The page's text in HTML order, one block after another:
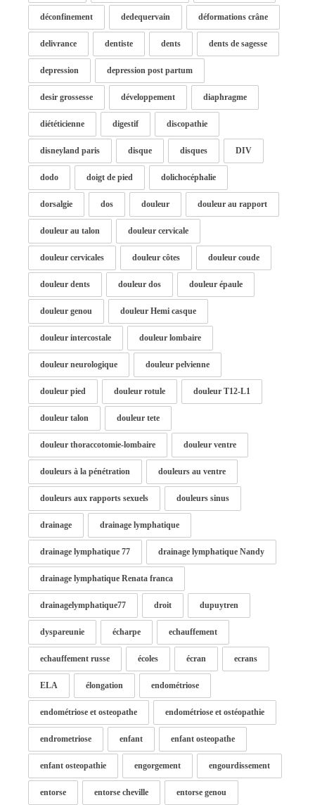
déconfinement dedequervain déformations crâne
delivrance dentiste dents dents de sagesse
depression depression post partum
desir grossesse développement diaphragme
diététicienne digestif discopathie
disneyland paris disque disques DIV
dodo doigt de pied dolichocéphalie
dorsalgie dos douleur douleur au rapport
douleur au talon douleur cervicale
douleur cervicales douleur côtes douleur coude
douleur dents douleur dos douleur épaule
douleur genou douleur Hemi casque
douleur intercostale douleur lombaire
douleur neurologique douleur pelvienne
douleur pied douleur rotule douleur T12-L1
douleur talon douleur tete
douleur thoraccotomie-lombaire douleur ventre
douleurs à la pénétration douleurs au ventre
douleurs aux rapports sexuels douleurs sinus
drainage drainage lymphatique
drainage lymphatique 77 drainage lymphatique Nandy
drainage lymphatique Renata franca
drainagelymphatique77 droit dupuytren
dyspareunie écharpe echauffement
echauffement russe écoles écran ecrans
ELA élongation endométriose
endométriose et osteopathe endométriose et ostéopathie
endrometriose enfant enfant osteopathe
enfant osteopathie engorgement engourdissement
entorse entorse cheville entorse genou